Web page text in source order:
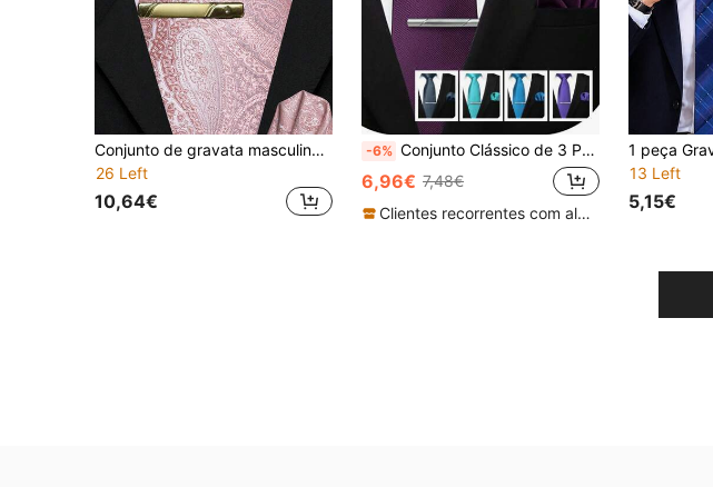
Conjunto de gravata masculina rosa com estampa paisley, inclui lenço de bolso, abotoaduras sortidas e prendedor de gravata dourado. Gravata formal e festiva para casamentos.
26 Left
10,64€
-6% Conjunto Clássico de 3 Peças para Homem com Gravata de Seda Vermelha Púrpura Escura, Lenço de Bolso e Clipe de Gravata, para Escola, Casamento e Festa
6,96€ 7,48€
Clientes recorrentes com alta taxa de retorno
13 Left
5,15€